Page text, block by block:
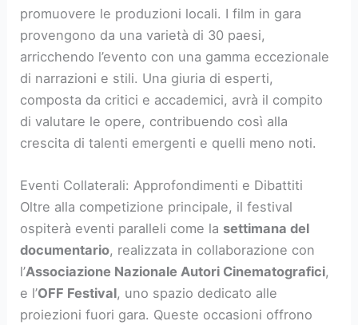
promuovere le produzioni locali. I film in gara
provengono da una varietà di 30 paesi,
arricchendo l’evento con una gamma eccezionale
di narrazioni e stili. Una giuria di esperti,
composta da critici e accademici, avrà il compito
di valutare le opere, contribuendo così alla
crescita di talenti emergenti e quelli meno noti.
Eventi Collaterali: Approfondimenti e Dibattiti
Oltre alla competizione principale, il festival
ospiterà eventi paralleli come la settimana del
documentario, realizzata in collaborazione con
l’Associazione Nazionale Autori Cinematografici,
e l’OFF Festival, uno spazio dedicato alle
proiezioni fuori gara. Queste occasioni offrono